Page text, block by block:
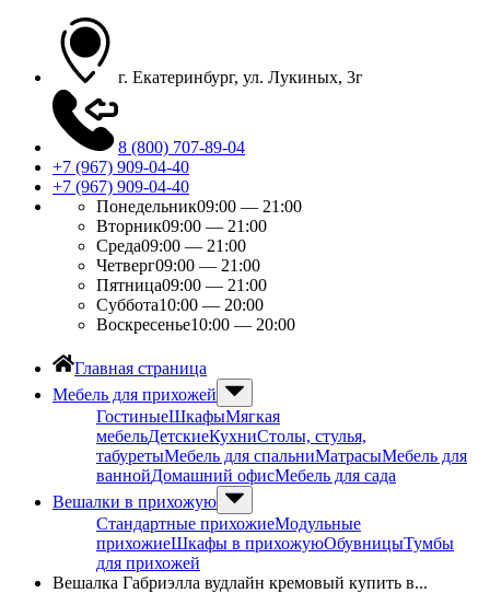
г. Екатеринбург, ул. Лукиных, 3г
8 (800) 707-89-04
+7 (967) 909-04-40
+7 (967) 909-04-40
Понедельник09:00 — 21:00
Вторник09:00 — 21:00
Среда09:00 — 21:00
Четверг09:00 — 21:00
Пятница09:00 — 21:00
Суббота10:00 — 20:00
Воскресенье10:00 — 20:00
Главная страница
Мебель для прихожей
ГостиныеШкафыМягкая
мебельДетскиеКухниСтолы, стулья,
табуретыМебель для спальниМатрасыМебель для
ваннойДомашний офисМебель для сада
Вешалки в прихожую
Стандартные прихожиеМодульные
прихожиеШкафы в прихожуюОбувницыТумбы
для прихожей
Вешалка Габриэлла вудлайн кремовый купить в...